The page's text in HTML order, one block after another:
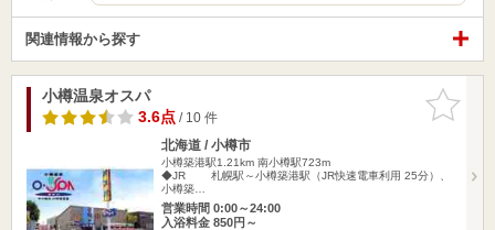
関連情報から探す
お気に入
りに追加
小樽温泉オスパ
3.6点/ 10 件
北海道 / 小樽市
小樽築港駅1.21km 南小樽駅723m
◆JR 札幌駅～小樽築港駅（JR快速電車利用 25分）、
小樽築…
営業時間 0:00～24:00
入浴料金 850円～